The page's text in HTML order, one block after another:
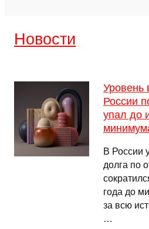
Новости
Уровень
России
упал до
В России
долга по
года до
за всю
…